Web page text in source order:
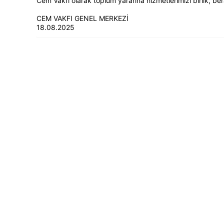
CEM VAKFI GENEL MERKEZİ
18.08.2025